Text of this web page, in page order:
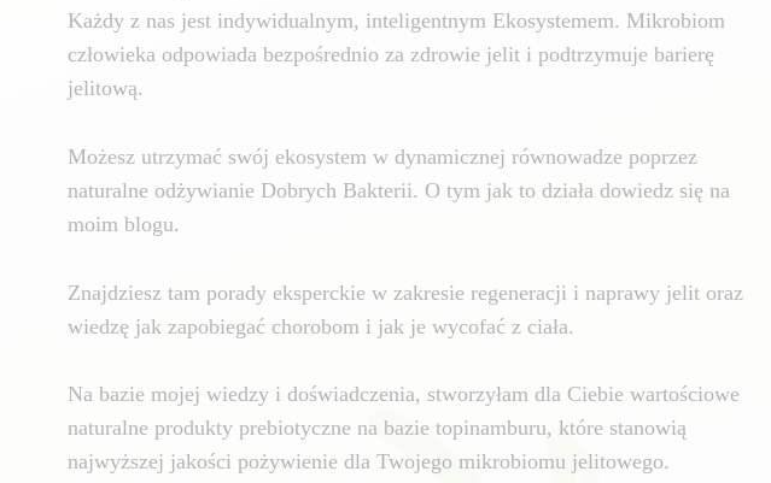
Każdy z nas jest indywidualnym, inteligentnym Ekosystemem. Mikrobiom
człowieka odpowiada bezpośrednio za zdrowie jelit i podtrzymuje barierę
jelitową.
Możesz utrzymać swój ekosystem w dynamicznej równowadze poprzez
naturalne odżywianie Dobrych Bakterii. O tym jak to działa dowiedz się na
moim blogu.
Znajdziesz tam porady eksperckie w zakresie regeneracji i naprawy jelit oraz
wiedzę jak zapobiegać chorobom i jak je wycofać z ciała.
Na bazie mojej wiedzy i doświadczenia, stworzyłam dla Ciebie wartościowe
naturalne produkty prebiotyczne na bazie topinamburu, które stanowią
najwyższej jakości pożywienie dla Twojego mikrobiomu jelitowego.